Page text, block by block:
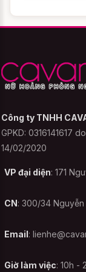
Ngoài ra,
ý nhỏ cho
này nhân
nếu có sự
Cách
váy
sản phẩm
số các
Công ty TNHH
GPKD: 0316141617
14/02/2020
VP đại diện: 171
CN : 300/34 Nguyễn
Email :
Giờ làm việc: 10h -